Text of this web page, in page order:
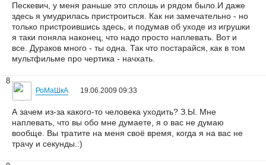
Пескевич, у меня раньше это сплошь и рядом было.И даже
здесь я умудрилась пристроиться. Как ни замечательно - но
только пристроившись здесь, и подумав об уходе из игрушки
я таки поняла наконец, что надо просто наплевать. Вот и
все. Дураков много - ты одна. Так что постарайся, как в том
мультфильме про чертика - начхать.
8
РоМаШкA 19.06.2009 09:33
А зачем из-за какого-то человека уходить? З.Ы. Мне
наплевать, что вы обо мне думаете, я о вас не думаю
вообще. Вы тратите на меня своё время, когда я на вас не
трачу и секунды.:)